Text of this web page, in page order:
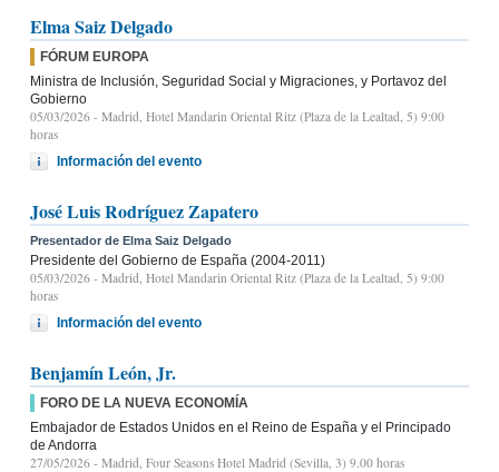
Elma Saiz Delgado
FÓRUM EUROPA
Ministra de Inclusión, Seguridad Social y Migraciones, y Portavoz del
Gobierno
05/03/2026 - Madrid, Hotel Mandarin Oriental Ritz (Plaza de la Lealtad, 5) 9:00
horas
Información del evento
José Luis Rodríguez Zapatero
Presentador de Elma Saiz Delgado
Presidente del Gobierno de España (2004-2011)
05/03/2026 - Madrid, Hotel Mandarin Oriental Ritz (Plaza de la Lealtad, 5) 9:00
horas
Información del evento
Benjamín León, Jr.
FORO DE LA NUEVA ECONOMÍA
Embajador de Estados Unidos en el Reino de España y el Principado
de Andorra
27/05/2026 - Madrid, Four Seasons Hotel Madrid (Sevilla, 3) 9.00 horas